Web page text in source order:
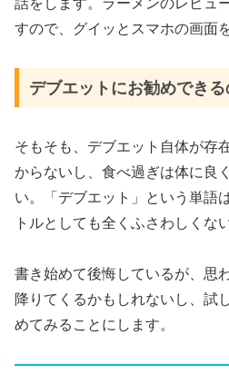
話をします。ラーメンのレビュ
すので、グイッとスマホの画面
デブエットにお勧めできる
そもそも、デブエット自体が存
からないし、食べ過ぎは体に良
い。「デブエット」という単語
トルとしても全くふさわしくない
書き始めて後悔しているが、思
降りてくるかもしれないし、試
めてみることにします。